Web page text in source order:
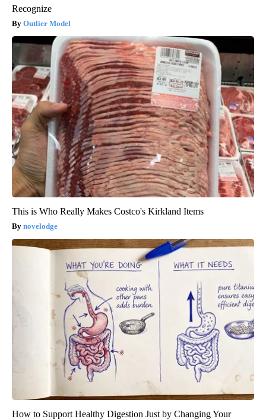
Recognize
Outlier Model
This is Who Really Makes Costco's Kirkland Items
novelodge
How to Support Healthy Digestion Just by Changing Your